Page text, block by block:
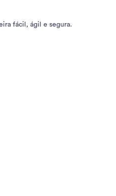
fácil, ágil e segura.